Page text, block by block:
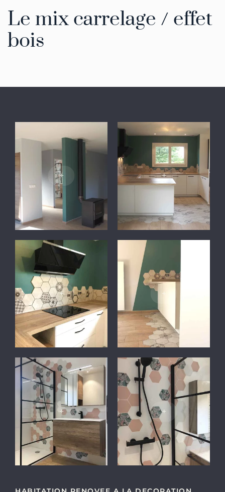
Le mix carrelage / effet
bois
+ +
+ +
+ +